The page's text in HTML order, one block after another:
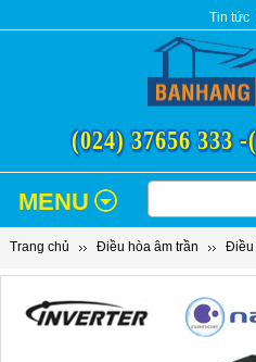
Tin tức
(024) 37656 333 -
MENU
Trang chủ Điều hòa âm trần Điều